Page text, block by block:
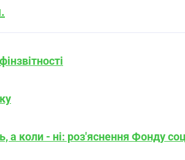
а коли - ні: роз'яснення Фонду